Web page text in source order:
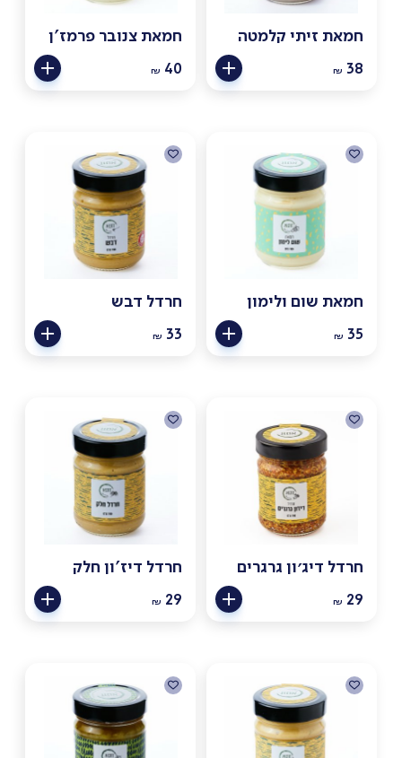
חמאת זיתי קלמטה
₪ 38
חמאת צנובר פרמז'ן
₪ 40
חמאת שום ולימון
₪ 35
חרדל דבש
₪ 33
חרדל דיג׳ון גרגרים
₪ 29
חרדל דיז'ון חלק
₪ 29